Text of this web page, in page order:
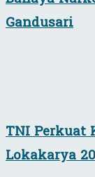
Gandusari
TNI Perkuat
Lokakarya